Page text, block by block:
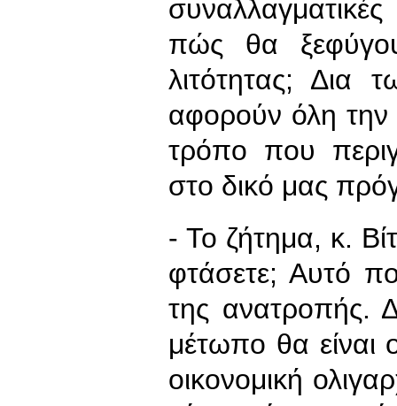
πώς θα
λιτότητας; Δια
αφορούν όλη την
τρόπο που
στο δικό μας
- Το ζήτημα, κ.
φτάσετε; Αυτό
της ανατροπής.
μέτωπο θα είναι
οικονομική